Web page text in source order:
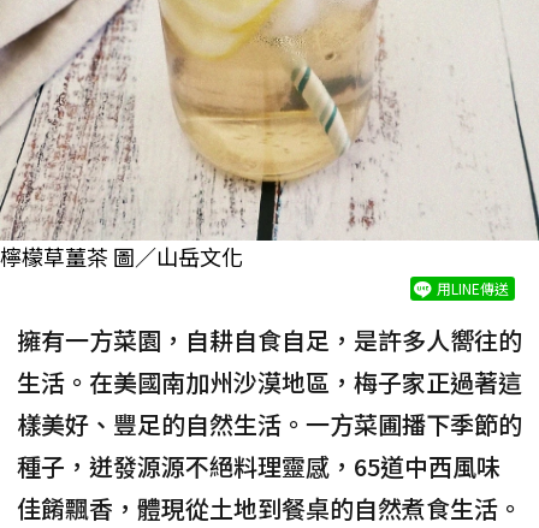
檸檬草薑茶 圖／山岳文化
用LINE傳送
擁有一方菜園，自耕自食自足，是許多人嚮往的
生活。在美國南加州沙漠地區，梅子家正過著這
樣美好、豐足的自然生活。一方菜圃播下季節的
種子，迸發源源不絕料理靈感，65道中西風味
佳餚飄香，體現從土地到餐桌的自然煮食生活。